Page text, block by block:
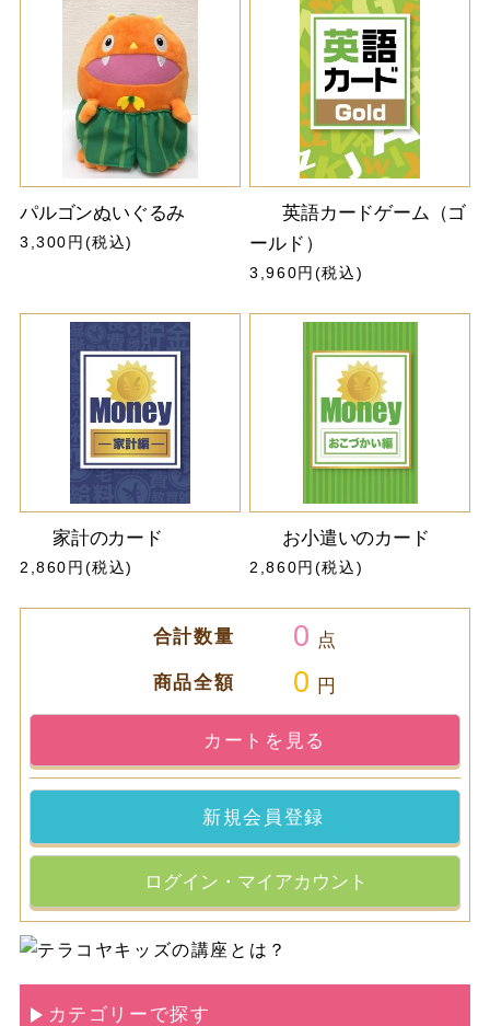
パルゴンぬいぐるみ
3,300円(税込)
英語カードゲーム（ゴ
ールド）
3,960円(税込)
家計のカード
2,860円(税込)
お小遣いのカード
2,860円(税込)
合計数量 0 点
商品全額 0 円
カートを見る
新規会員登録
ログイン・マイアカウント
カテゴリーで探す